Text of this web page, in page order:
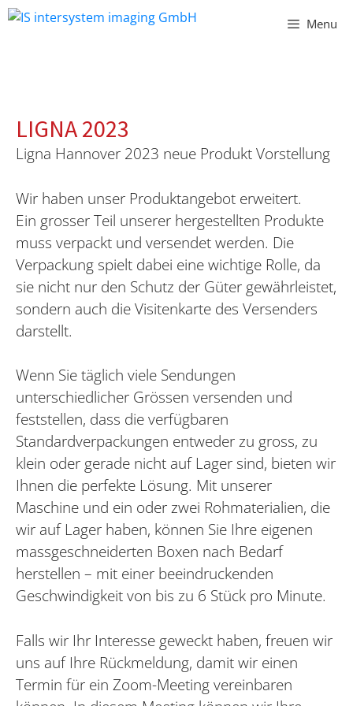
Vai
Menu
LIGNA 2023
Ligna Hannover 2023 neue Produkt Vorstellung
Wir haben unser Produktangebot erweitert.
Ein grosser Teil unserer hergestellten Produkte
muss verpackt und versendet werden. Die
Verpackung spielt dabei eine wichtige Rolle, da
sie nicht nur den Schutz der Güter gewährleistet,
sondern auch die Visitenkarte des Versenders
darstellt.
Wenn Sie täglich viele Sendungen
unterschiedlicher Grössen versenden und
feststellen, dass die verfügbaren
Standardverpackungen entweder zu gross, zu
klein oder gerade nicht auf Lager sind, bieten wir
Ihnen die perfekte Lösung. Mit unserer
Maschine und ein oder zwei Rohmaterialien, die
wir auf Lager haben, können Sie Ihre eigenen
massgeschneiderten Boxen nach Bedarf
herstellen – mit einer beeindruckenden
Geschwindigkeit von bis zu 6 Stück pro Minute.
Falls wir Ihr Interesse geweckt haben, freuen wir
uns auf Ihre Rückmeldung, damit wir einen
Termin für ein Zoom-Meeting vereinbaren